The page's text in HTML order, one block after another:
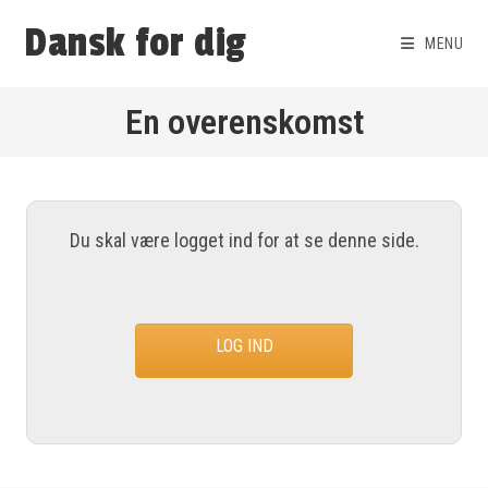
Dansk for dig MENU
En overenskomst
Du skal være logget ind for at se denne side.
LOG IND